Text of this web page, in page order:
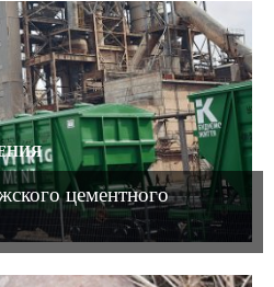
цементного